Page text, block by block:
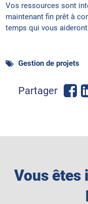
Vos ressources sont
maintenant fin prêt à
temps qui vous
Gestion de projets
Partager
on
Vous êtes